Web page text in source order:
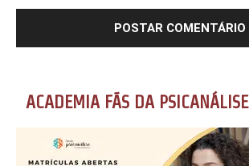
ACADEMIA FÃS DA PSICANÁLISE